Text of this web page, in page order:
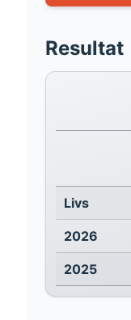
Resultat
Livs
2026
2025